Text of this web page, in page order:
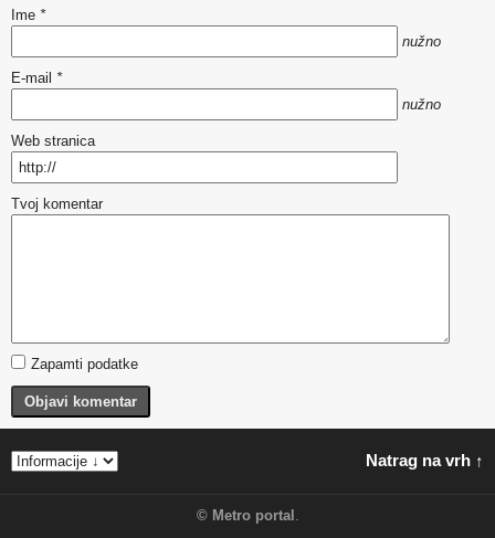
Ime *
nužno
E-mail *
nužno
Web stranica
Tvoj komentar
Zapamti podatke
Objavi komentar
Natrag na vrh ↑
© Metro portal .